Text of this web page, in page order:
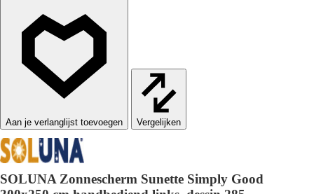
Vergelijken
SOLUNA Zonnescherm Sunette Simply Good